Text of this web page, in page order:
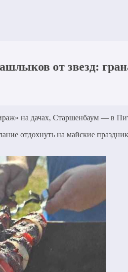
от звезд:
на дачах, Старшенбаум — в
отдохнуть на майские